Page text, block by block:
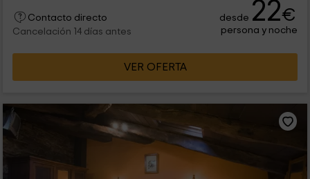
Contacto directo
Cancelación 14 días antes
desde 22€
persona y noche
VER OFERTA